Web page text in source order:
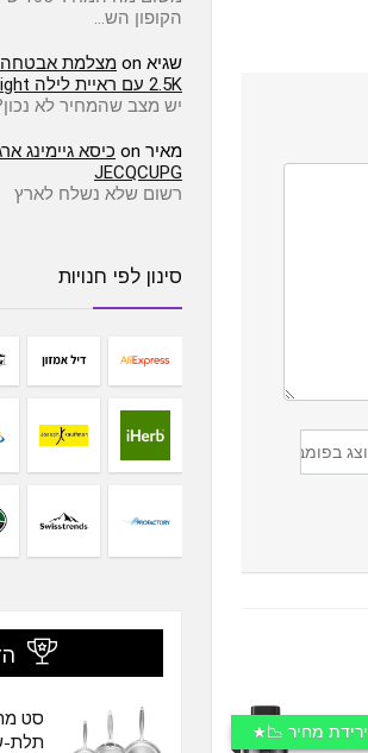
ירידת מחיר 📉
הקופון הש…
שגיא on
2.5K עם ראיית לילה Starlight
יש מצב שהמחיר לא
מאיר on כיסא גיימינג
JECQCUPG
רשום שלא נשלח לארץ
סינון לפי חנויות
סט